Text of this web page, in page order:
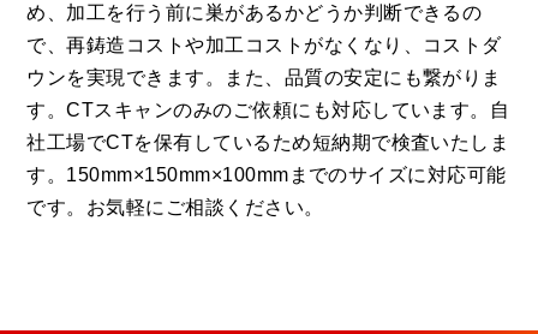
め、加工を行う前に巣があるかどうか判断できるの
で、再鋳造コストや加工コストがなくなり、コストダ
ウンを実現できます。また、品質の安定にも繋がりま
す。CTスキャンのみのご依頼にも対応しています。自
社工場でCTを保有しているため短納期で検査いたしま
す。150mm×150mm×100mmまでのサイズに対応可能
です。お気軽にご相談ください。